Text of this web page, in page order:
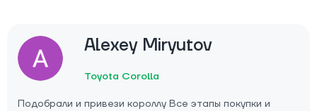
Alexey Miryutov
Toyota Corolla
Подобрали и привези короллу Все этапы покупки и